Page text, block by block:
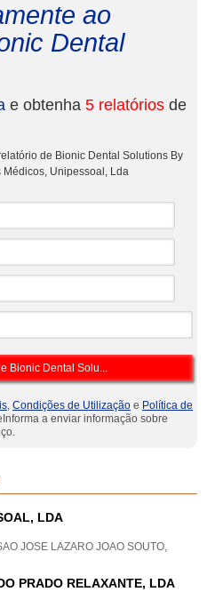
ao
Dental
e obtenha 5 relatórios de
de Bionic Dental Solutions By
Médicos, Unipessoal, Lda
, Condições de Utilização e Política de
a enviar informação sobre
LDA
JOSE LAZARO JOAO SOUTO,
PRADO RELAXANTE, LDA